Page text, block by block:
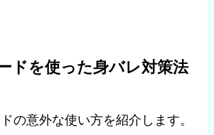
ドを使った身バレ対策法
の意外な使い方を紹介します。